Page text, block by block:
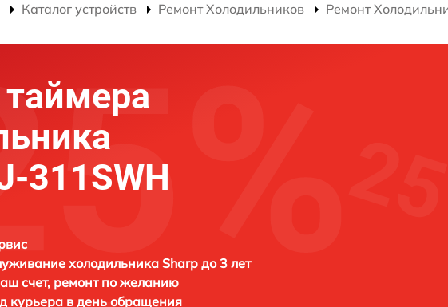
Каталог устройств Ремонт Холодильников Ремонт
311SWH
холодильника Sharp до 3 лет
счет, ремонт по желанию
курьера в день обращения